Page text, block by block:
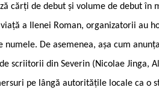
cărți de debut și volume de debut în
a Ilenei Roman, organizatorii au
De asemenea, așa cum
scriitorii din Severin (Nicolae Jinga,
pe lângă autoritățile locale ca o